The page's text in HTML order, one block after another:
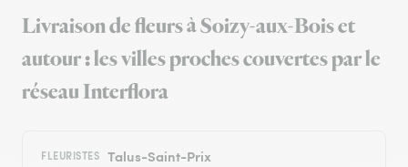
Livraison de fleurs à Soizy-aux-Bois et
autour : les villes proches couvertes par le
réseau Interflora
FLEURISTES Talus-Saint-Prix